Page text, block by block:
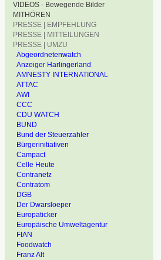
VIDEOS - Bewegende Bilder
MITHÖREN
PRESSE | EMPFEHLUNG
PRESSE | MITTEILUNGEN
PRESSE | UMZU
Abgeordnetenwatch
Anzeiger Harlingerland
AMNESTY INTERNATIONAL
ATTAC
AWI
CCC
CDU WATCH
BUND
Bund der Steuerzahler
Bürgerinitiativen
Campact
Celle Heute
Contranetz
Contratom
DGB
Der Dwarsloeper
Europaticker
Europäische Umweltagentur
FIAN
Foodwatch
Franz Alt